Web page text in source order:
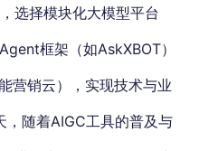
选择模块化大模型平台
框架（如AskXBOT）
营销云），实现技术与业
随着AIGC工具的普及与